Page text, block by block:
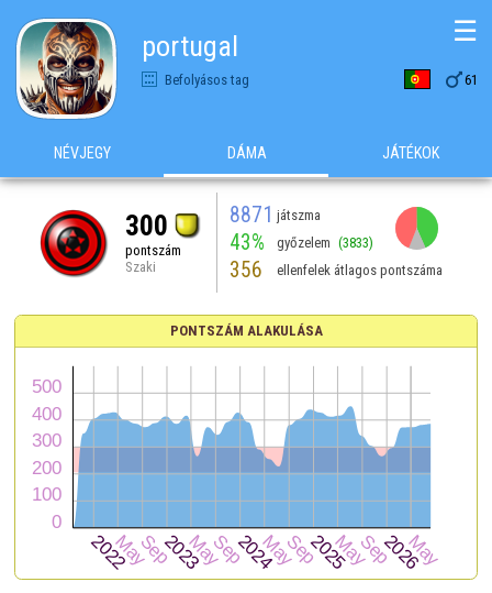
portugal
Befolyásos tag 61
☰
NÉVJEGY DÁMA JÁTÉKOK
300
pontszám
Szaki
8871 játszma
43% győzelem (3833)
356 ellenfelek átlagos pontszáma
PONTSZÁM ALAKULÁSA